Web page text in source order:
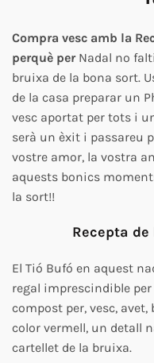
Compra vesc amb la
perquè perNadal no
bruixa de la bona sort.
de la casa preparar un
vesc aportat per tots i
serà un èxit i passareu
vostre amor, la vostra
aquests bonics
la sort!!
Recepta
El Tió Bufó en aquest
regal imprescindible per
compost per, vesc, avet,
color vermell, un detall
cartellet de la bruixa.